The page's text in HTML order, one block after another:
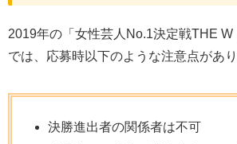
2019年の「女性芸人No.1決定戦THE W
では、応募時以下のような注意点があり
決勝進出者の関係者は不可